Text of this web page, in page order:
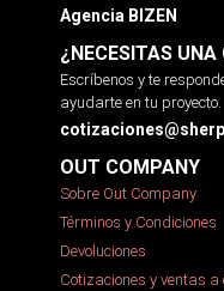
Agencia BIZEN
¿NECESITAS
Escríbenos y te
ayudarte en tu proyecto.
OUT COMPANY
Sobre Out Company
Términos y Condiciones
Devoluciones
Cotizaciones y ventas